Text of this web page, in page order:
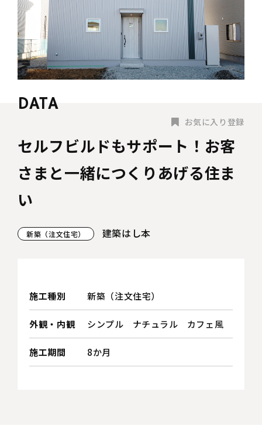
セルフビルドもサポート！お客
さまと一緒につくりあげる住ま
い
新築（注文住宅） 建築はし本
お気に入り登録
施工種別 新築（注文住宅）
外観・内観 シンプル ナチュラル カフェ風
施工期間 8か月